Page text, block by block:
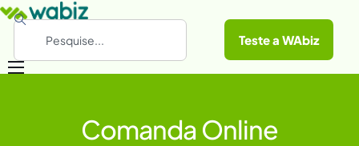
Conheça a WAbiz
Teste a WAbiz
Comanda Online